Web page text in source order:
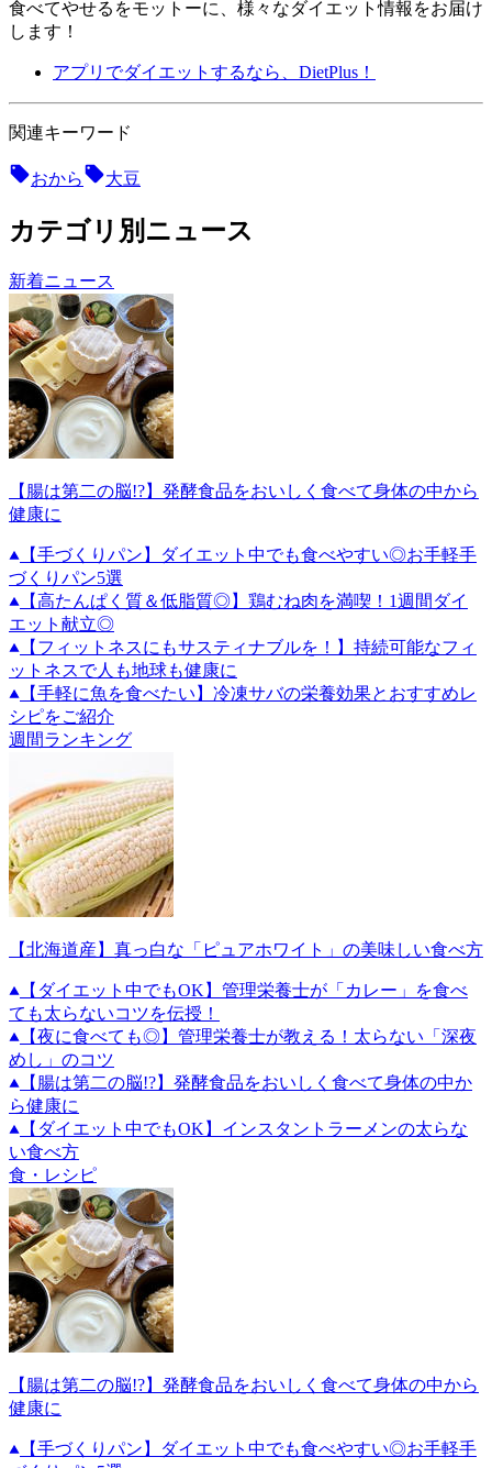
食べてやせるをモットーに、様々なダイエット情報をお届け
します！
アプリでダイエットするなら、DietPlus！
関連キーワード
おから 大豆
カテゴリ別ニュース
新着ニュース
【腸は第二の脳!?】発酵食品をおいしく食べて身体の中から
健康に
【手づくりパン】ダイエット中でも食べやすい◎お手軽手
づくりパン5選
【高たんぱく質＆低脂質◎】鶏むね肉を満喫！1週間ダイ
エット献立◎
【フィットネスにもサスティナブルを！】持続可能なフィ
ットネスで人も地球も健康に
【手軽に魚を食べたい】冷凍サバの栄養効果とおすすめレ
シピをご紹介
週間ランキング
【北海道産】真っ白な「ピュアホワイト」の美味しい食べ方
【ダイエット中でもOK】管理栄養士が「カレー」を食べ
ても太らないコツを伝授！
【夜に食べても◎】管理栄養士が教える！太らない「深夜
めし」のコツ
【腸は第二の脳!?】発酵食品をおいしく食べて身体の中か
ら健康に
【ダイエット中でもOK】インスタントラーメンの太らな
い食べ方
食・レシピ
【腸は第二の脳!?】発酵食品をおいしく食べて身体の中から
健康に
【手づくりパン】ダイエット中でも食べやすい◎お手軽手